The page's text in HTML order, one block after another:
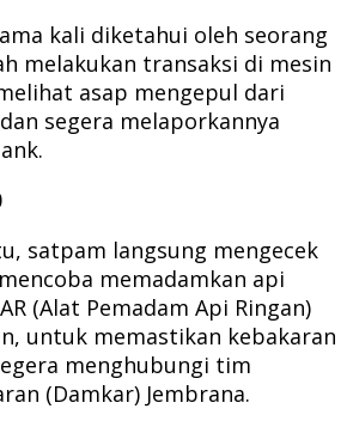
kali diketahui oleh seorang
melakukan transaksi di mesin
asap mengepul dari
segera melaporkannya
satpam langsung mengecek
memadamkan api
(Alat Pemadam Api Ringan)
untuk memastikan kebakaran
menghubungi tim
(Damkar) Jembrana.